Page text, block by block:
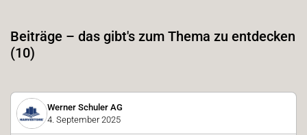
Beiträge – das gibt's zum Thema zu entdecken
(10)
Werner Schuler AG
4. September 2025